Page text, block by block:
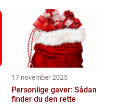
17 november 2025
Personlige gaver: Sådan
finder du den rette